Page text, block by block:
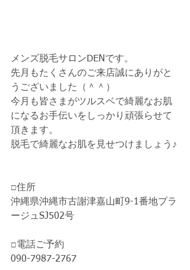
メンズ脱毛サロンDENです。
先月もたくさんのご来店誠にありがと
うございました（＾＾）
今月も皆さまがツルスベで綺麗なお肌
になるお手伝いをしっかり頑張らせて
頂きます。
脱毛で綺麗なお肌を見せつけましょう♪
□住所
沖縄県沖縄市古謝津嘉山町9-1番地プラ
ージュSJ502号
□電話ご予約
090-7987-2767